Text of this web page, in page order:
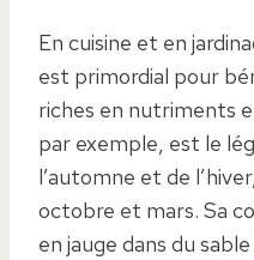
En cuisine et en
est primordial pour
riches en nutriments
par exemple, est le
l’automne et de
octobre et mars. Sa
en jauge dans du